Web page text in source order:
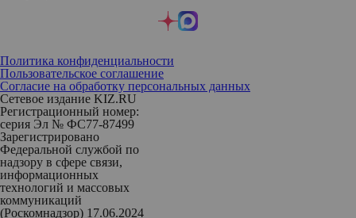
Политика конфиденциальности
Пользовательское соглашение
Согласие на обработку персональных данных
Сетевое издание KIZ.RU
Регистрационный номер:
серия Эл № ФС77-87499
Зарегистрировано
Федеральной службой по
надзору в сфере связи,
информационных
технологий и массовых
коммуникаций
(Роскомнадзор) 17.06.2024